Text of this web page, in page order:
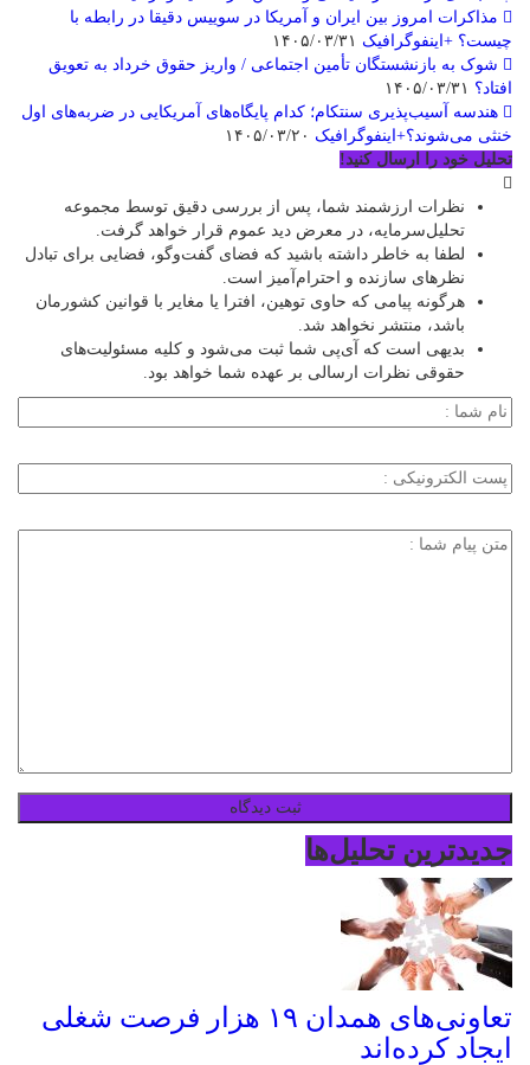
مذاکرات امروز بین ایران و آمریکا در سوییس دقیقا در رابطه با
چیست؟ +اینفوگرافیک
شوک به بازنشستگان تأمین اجتماعی / واریز حقوق خرداد به تعویق
افتاد؟
هندسه آسیب‌پذیری سنتکام؛ کدام پایگاه‌های آمریکایی در ضربه‌های اول
خنثی می‌شوند؟+اینفوگرافیک
تحلیل خود را ارسال کنید!
نظرات ارزشمند شما، پس از بررسی دقیق توسط مجموعه
تحلیل‌سرمایه، در معرض دید عموم قرار خواهد گرفت.
لطفا به خاطر داشته باشید که فضای گفت‌وگو، فضایی برای تبادل
نظرهای سازنده و احترام‌آمیز است.
هرگونه پیامی که حاوی توهین، افترا یا مغایر با قوانین کشورمان
باشد، منتشر نخواهد شد.
بدیهی است که آی‌پی شما ثبت می‌شود و کلیه مسئولیت‌های
حقوقی نظرات ارسالی بر عهده شما خواهد بود.
جدیدترین تحلیل‌ها
تعاونی‌های همدان ۱۹ هزار فرصت شغلی
ایجاد کرده‌اند